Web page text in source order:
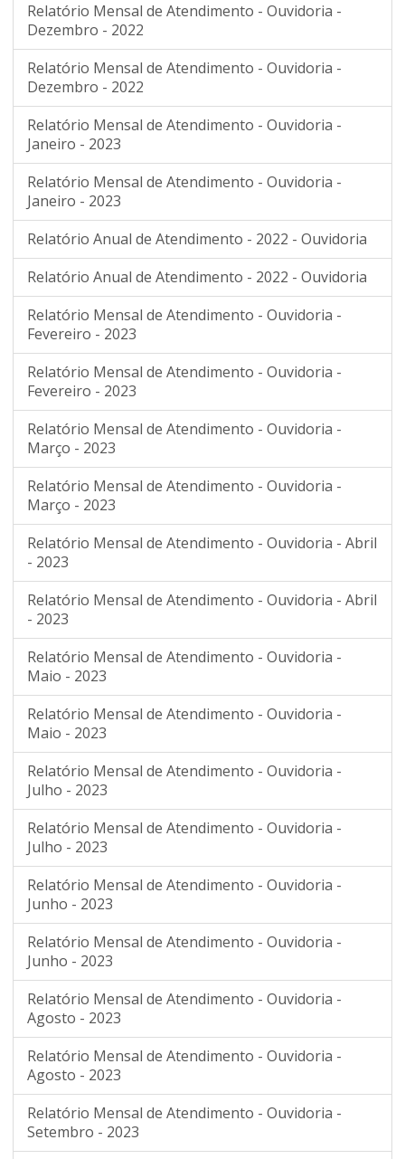
Relatório Mensal de Atendimento - Ouvidoria -
Dezembro - 2022
Relatório Mensal de Atendimento - Ouvidoria -
Dezembro - 2022
Relatório Mensal de Atendimento - Ouvidoria -
Janeiro - 2023
Relatório Mensal de Atendimento - Ouvidoria -
Janeiro - 2023
Relatório Anual de Atendimento - 2022 - Ouvidoria
Relatório Anual de Atendimento - 2022 - Ouvidoria
Relatório Mensal de Atendimento - Ouvidoria -
Fevereiro - 2023
Relatório Mensal de Atendimento - Ouvidoria -
Fevereiro - 2023
Relatório Mensal de Atendimento - Ouvidoria -
Março - 2023
Relatório Mensal de Atendimento - Ouvidoria -
Março - 2023
Relatório Mensal de Atendimento - Ouvidoria - Abril
- 2023
Relatório Mensal de Atendimento - Ouvidoria - Abril
- 2023
Relatório Mensal de Atendimento - Ouvidoria -
Maio - 2023
Relatório Mensal de Atendimento - Ouvidoria -
Maio - 2023
Relatório Mensal de Atendimento - Ouvidoria -
Julho - 2023
Relatório Mensal de Atendimento - Ouvidoria -
Julho - 2023
Relatório Mensal de Atendimento - Ouvidoria -
Junho - 2023
Relatório Mensal de Atendimento - Ouvidoria -
Junho - 2023
Relatório Mensal de Atendimento - Ouvidoria -
Agosto - 2023
Relatório Mensal de Atendimento - Ouvidoria -
Agosto - 2023
Relatório Mensal de Atendimento - Ouvidoria -
Setembro - 2023